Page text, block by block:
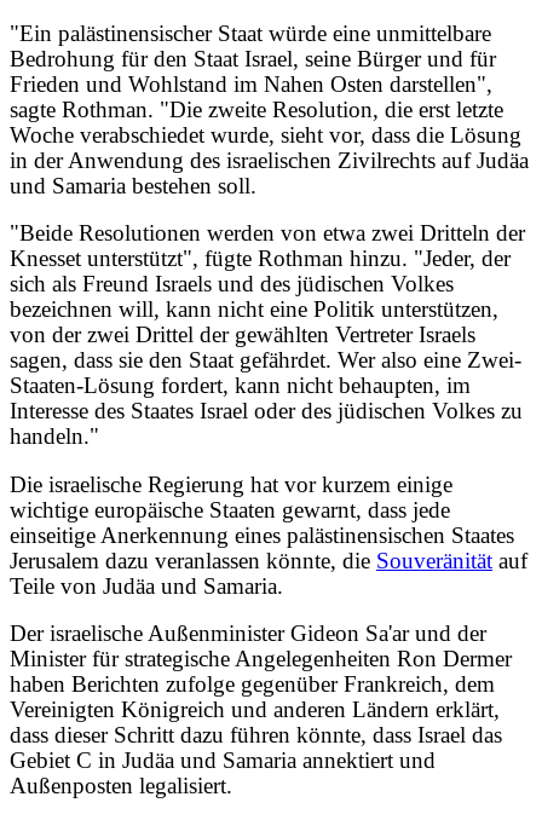
"Ein palästinensischer Staat würde eine unmittelbare
Bedrohung für den Staat Israel, seine Bürger und für
Frieden und Wohlstand im Nahen Osten darstellen",
sagte Rothman. "Die zweite Resolution, die erst letzte
Woche verabschiedet wurde, sieht vor, dass die Lösung
in der Anwendung des israelischen Zivilrechts auf Judäa
und Samaria bestehen soll.
"Beide Resolutionen werden von etwa zwei Dritteln der
Knesset unterstützt", fügte Rothman hinzu. "Jeder, der
sich als Freund Israels und des jüdischen Volkes
bezeichnen will, kann nicht eine Politik unterstützen,
von der zwei Drittel der gewählten Vertreter Israels
sagen, dass sie den Staat gefährdet. Wer also eine Zwei-
Staaten-Lösung fordert, kann nicht behaupten, im
Interesse des Staates Israel oder des jüdischen Volkes zu
handeln."
Die israelische Regierung hat vor kurzem einige
wichtige europäische Staaten gewarnt, dass jede
einseitige Anerkennung eines palästinensischen Staates
Jerusalem dazu veranlassen könnte, die Souveränität auf
Teile von Judäa und Samaria.
Der israelische Außenminister Gideon Sa'ar und der
Minister für strategische Angelegenheiten Ron Dermer
haben Berichten zufolge gegenüber Frankreich, dem
Vereinigten Königreich und anderen Ländern erklärt,
dass dieser Schritt dazu führen könnte, dass Israel das
Gebiet C in Judäa und Samaria annektiert und
Außenposten legalisiert.